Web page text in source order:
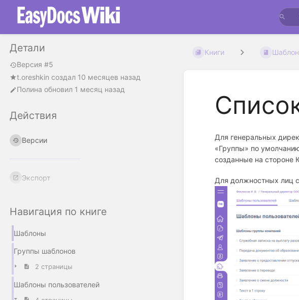
Детали
Версия #5
t.oreshkin создал 10 месяцев назад
Полина обновил 1 месяц назад
Действия
Версии
Экспорт
Навигация по книге
Шаблоны
Группы шаблонов
2 страницы
Шаблоны пользователей
Книги
Для генеральных
«Группы» по
созданные на
Для должностных лиц